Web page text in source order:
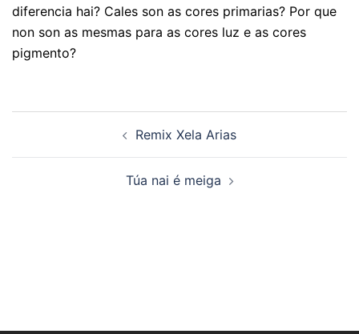
diferencia hai? Cales son as cores primarias? Por que
non son as mesmas para as cores luz e as cores
pigmento?
Remix Xela Arias
Túa nai é meiga